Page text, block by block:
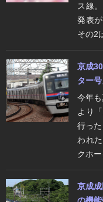
ス線
発表
その2
京成
ター
今年
より
行っ
われ
クホー
京成